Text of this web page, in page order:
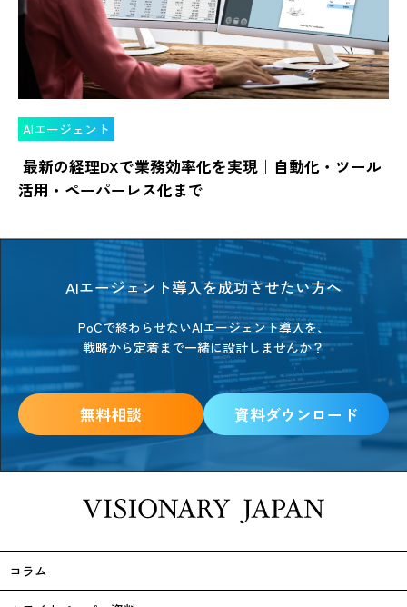
AIエージェント
最新の経理DXで業務効率化を実現｜自動化・ツール
活用・ペーパーレス化まで
AIエージェント導入を成功させたい方へ
PoCで終わらせないAIエージェント導入を、
戦略から定着まで一緒に設計しませんか？
無料相談 資料ダウンロード
コラム